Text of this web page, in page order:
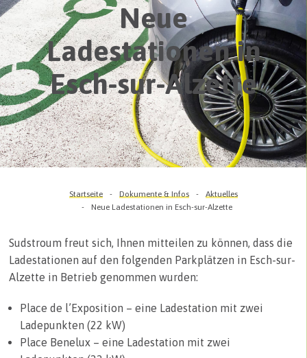
Neue
Ladestationen in
Esch-sur-Alzette
Startseite Dokumente & Infos
Aktuelles
Neue Ladestationen in Esch-sur-Alzette
Sudstroum freut sich, Ihnen mitteilen zu können, dass die
Ladestationen auf den folgenden Parkplätzen in Esch-sur-
Alzette in Betrieb genommen wurden:
Place de l’Exposition – eine Ladestation mit zwei
Ladepunkten (22 kW)
Place Benelux – eine Ladestation mit zwei